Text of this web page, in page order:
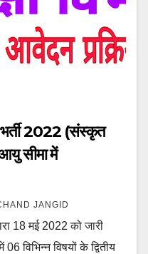
भर्ती 2022 (संस्कृत
सीमा में
JANGID
18 मई 2022 को जारी
विभिन्न विषयों के द्वितीय